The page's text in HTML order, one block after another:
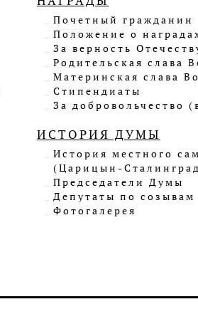
Почетный гражданин
Положение о
За верность
Родительская слава
Материнская слава
Стипендиаты
За добровольчество
ИСТОРИЯ ДУМЫ
История местного
(Царицын-
Председатели Думы
Депутаты по созывам
Фотогалерея